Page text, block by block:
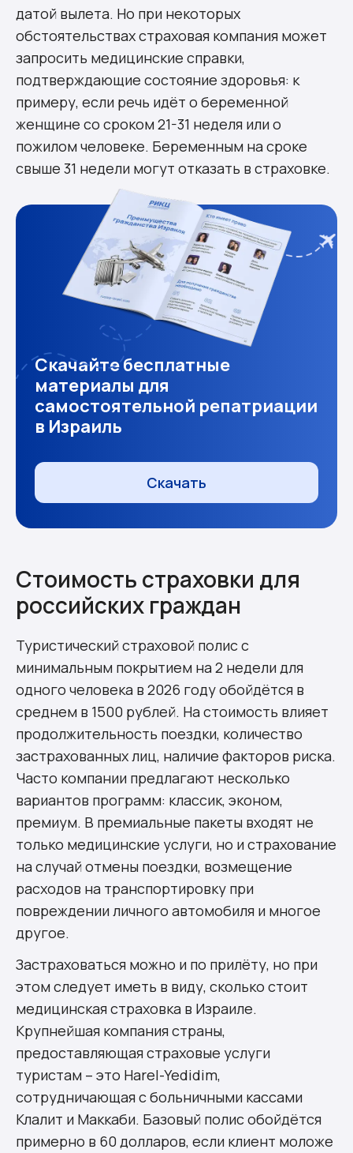
датой вылета. Но при некоторых
обстоятельствах страховая компания может
запросить медицинские справки,
подтверждающие состояние здоровья: к
примеру, если речь идёт о беременной
женщине со сроком 21-31 неделя или о
пожилом человеке. Беременным на сроке
свыше 31 недели могут отказать в страховке.
Скачайте бесплатные
материалы для
самостоятельной репатриации
в Израиль
Скачать
Стоимость страховки для
российских граждан
Туристический страховой полис с
минимальным покрытием на 2 недели для
одного человека в 2026 году обойдётся в
среднем в 1500 рублей. На стоимость влияет
продолжительность поездки, количество
застрахованных лиц, наличие факторов риска.
Часто компании предлагают несколько
вариантов программ: классик, эконом,
премиум. В премиальные пакеты входят не
только медицинские услуги, но и страхование
на случай отмены поездки, возмещение
расходов на транспортировку при
повреждении личного автомобиля и многое
другое.
Застраховаться можно и по прилёту, но при
этом следует иметь в виду, сколько стоит
медицинская страховка в Израиле.
Крупнейшая компания страны,
предоставляющая страховые услуги
туристам – это Harel-Yedidim,
сотрудничающая с больничными кассами
Клалит и Маккаби. Базовый полис обойдётся
примерно в 60 долларов, если клиент моложе